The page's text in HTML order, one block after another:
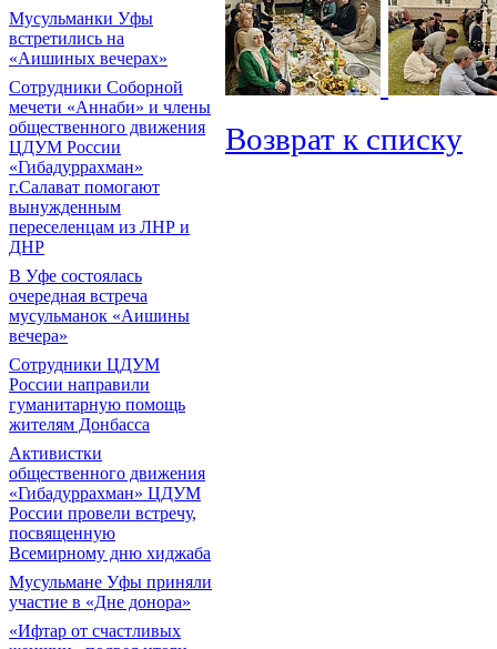
Мусульманки Уфы
встретились на
«Аишиных вечерах»
Сотрудники Соборной
мечети «Аннаби» и члены
общественного движения
ЦДУМ России
«Гибадуррахман»
г.Салават помогают
вынужденным
переселенцам из ЛНР и
ДНР
В Уфе состоялась
очередная встреча
мусульманок «Аишины
вечера»
Сотрудники ЦДУМ
России направили
гуманитарную помощь
жителям Донбасса
Активистки
общественного движения
«Гибадуррахман» ЦДУМ
России провели встречу,
посвященную
Всемирному дню хиджаба
Мусульмане Уфы приняли
участие в «Дне донора»
«Ифтар от счастливых
Возврат к списку